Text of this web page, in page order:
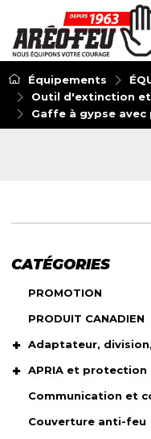
Équipements
Outil d'extinction
Gaffe à gypse avec
CATÉGORIES
PROMOTION
PRODUIT CANADIEN
Adaptateur,
APRIA et
Communication et
Couverture anti-feu